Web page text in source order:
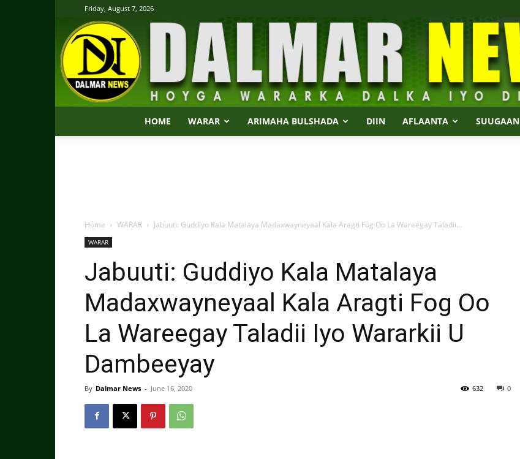
Friday, August 7, 2026
News
HOME WARAR ARIMAHA BULSHADA DIIN AFLAANTA SUUGAAN
Home WARAR Jabuuti: Guddiyo Kala Matalaya Madaxwayneyaal Kala Aragti Fog Oo La Wareegay Taladii...
WARAR
Jabuuti: Guddiyo Kala Matalaya
Madaxwayneyaal Kala Aragti Fog Oo
La Wareegay Taladii Iyo Wararkii U
Dambeeyay
By Dalmar News - June 16, 2020 0
632